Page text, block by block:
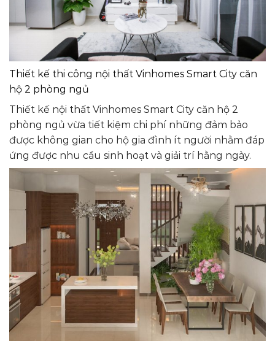
Thiết kế thi công nội thất Vinhomes Smart City căn
hộ 2 phòng ngủ
Thiết kế nội thất Vinhomes Smart City căn hộ 2
phòng ngủ vừa tiết kiệm chi phí những đảm bảo
được không gian cho hộ gia đình ít người nhằm đáp
ứng được nhu cầu sinh hoạt và giải trí hằng ngày.